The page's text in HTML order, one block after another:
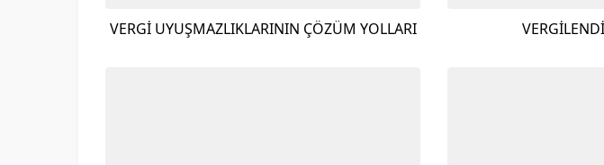
VERGİ UYUŞMAZLIKLARININ ÇÖZÜM YOLLARI